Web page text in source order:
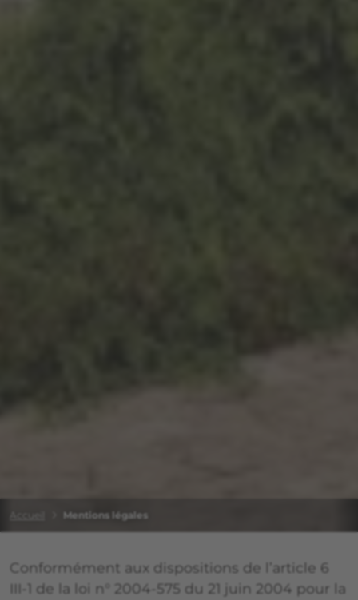
Mentions légales
Conformément aux dispositions de l’article 6
III-1 de la loi n° 2004-575 du 21 juin 2004 pour la